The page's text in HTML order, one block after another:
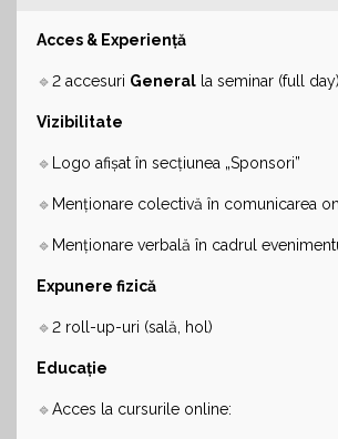
Acces & Experiență
🔹2 accesuri General la seminar (full day)
Vizibilitate
🔹 Logo afișat în secțiunea „Sponsori”
🔹 Menționare colectivă în comunicarea
🔹 Menționare verbală în cadrul
Expunere fizică
🔹2 roll-up-uri (sală, hol)
Educație
🔹Acces la cursurile online: